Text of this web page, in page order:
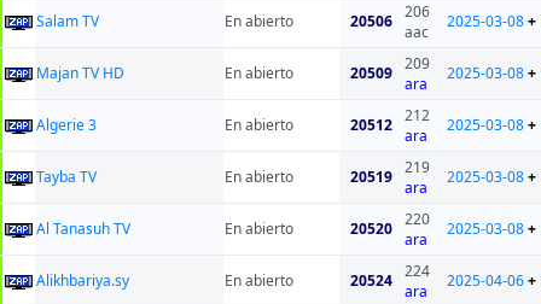
Salam TV
En abierto 20506 206
aac
2025-03-08+
Majan TV HD En abierto 20509 209
ara
2025-03-08+
Algerie 3 En abierto 20512 212
ara
2025-03-08+
Tayba TV En abierto 20519 219
ara
2025-03-08+
Al Tanasuh TV En abierto 20520 220
ara
2025-03-08+
Alikhbariya.sy En abierto 20524 224
ara
2025-04-06+